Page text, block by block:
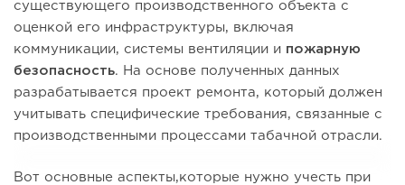
существующего производственного объекта с
оценкой его инфраструктуры, включая
коммуникации, системы вентиляции и пожарную
безопасность. На основе полученных данных
разрабатывается проект ремонта, который должен
учитывать специфические требования, связанные с
производственными процессами табачной отрасли.
Вот основные аспекты,которые нужно учесть при